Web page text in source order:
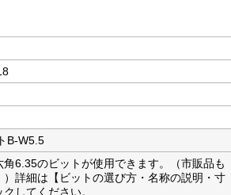
B-W5.5
角6.35のビットが使用できます。（市販品も
）詳細は【ビットの選び方・名称の説明・寸
してください。